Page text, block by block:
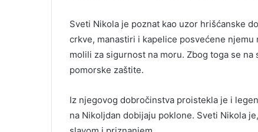
Sveti Nikola je poznat kao uzor hrišćanske
crkve, manastiri i kapelice posvećene
molili za sigurnost na moru. Zbog toga se
pomorske zaštite.
Iz njegovog dobročinstva proistekla je i
na Nikoljdan dobijaju poklone. Sveti Nikola